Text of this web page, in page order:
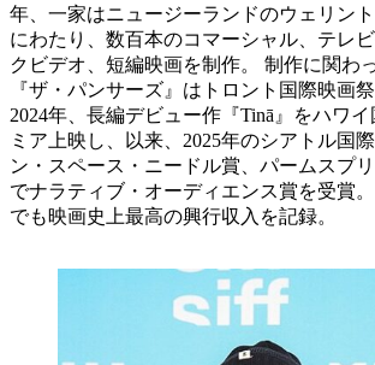
年、一家はニュージーランドのウェリン
にわたり、数百本のコマーシャル、テレ
クビデオ、短編映画を制作。 制作に関わ
『ザ・パンサーズ』はトロント国際映画
2024年、長編デビュー作『Tinā』をハワ
ミア上映し、以来、2025年のシアトル国
ン・スペース・ニードル賞、パームスプ
でナラティブ・オーディエンス賞を受賞
でも映画史上最高の興行収入を記録。